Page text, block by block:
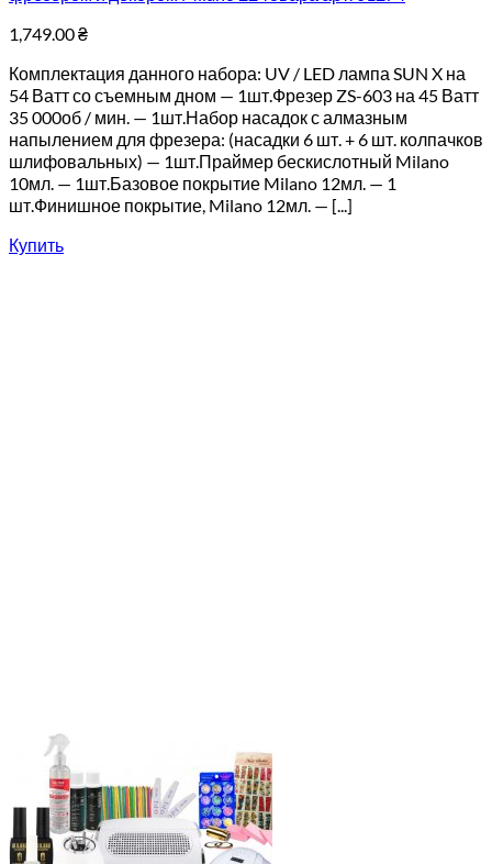
1,749.00₴
Комплектация данного набора: UV / LED лампа SUN X на
54 Ватт со съемным дном — 1шт.Фрезер ZS-603 на 45 Ватт
35 000об / мин. — 1шт.Набор насадок с алмазным
напылением для фрезера: (насадки 6 шт. + 6 шт. колпачков
шлифовальных) — 1шт.Праймер бескислотный Milano
10мл. — 1шт.Базовое покрытие Milano 12мл. — 1
шт.Финишное покрытие, Milano 12мл. — [...]
Купить